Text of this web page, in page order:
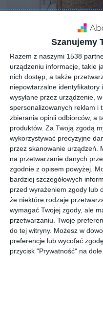
Szanujemy
Razem z naszymi 1538
urządzeniu informacje, takie
nich dostęp, a także
niepowtarzalne identyfikatory
wysyłane przez urządzenie,
spersonalizowanych reklam i
zbierania opinii odbiorców, a
produktów. Za Twoją zgodą
wykorzystywać precyzyjne
przez skanowanie urządzeń.
na przetwarzanie danych
zgodnie z opisem powyżej.
bardziej szczegółowych
przed wyrażeniem zgody lub
że niektóre rodzaje
wymagać Twojej zgody, ale
przetwarzaniu. Twoje
do tej witryny. Możesz w
preferencje lub wycofać
przycisk "Prywatność" na
INSPIRACJA
Wild
cm 2 cm